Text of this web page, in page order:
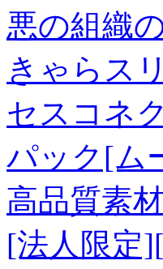
悪の組織
きゃらス
セスコネ
パック[ム
高品質素
[法人限定